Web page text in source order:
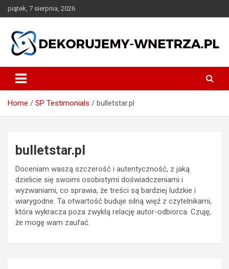
Skip
to
piątek, 7 sierpnia, 2026
dekorujemy-wnetrza.pl
Home SP Testimonials bulletstar.pl
bulletstar.pl
Doceniam waszą szczerość i autentyczność, z jaką
dzielicie się swoimi osobistymi doświadczeniami i
wyzwaniami, co sprawia, że treści są bardziej ludzkie i
wiarygodne. Ta otwartość buduje silną więź z czytelnikami,
która wykracza poza zwykłą relację autor-odbiorca. Czuję,
że mogę wam zaufać.